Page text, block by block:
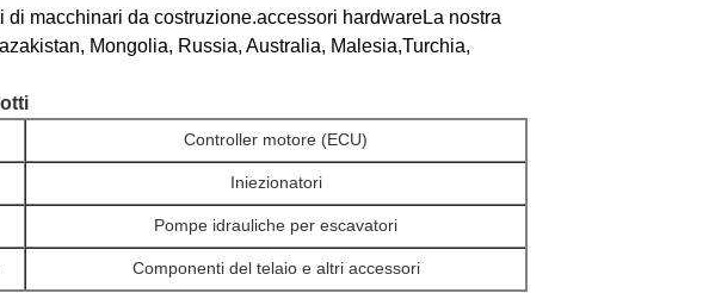
macchinari da costruzione.accessori hardwareLa nostra
Mongolia, Russia, Australia, Malesia,Turchia,
Controller motore (ECU)
Iniezionatori
Pompe idrauliche per escavatori
Componenti del telaio e altri accessori